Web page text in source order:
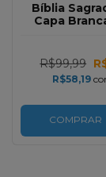
Bíblia
Capa
R$99,99
R$58,19
COMPRAR